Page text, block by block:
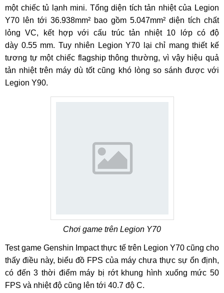
một chiếc tủ lạnh mini. Tổng diện tích tản nhiệt của Legion
Y70 lên tới 36.938mm² bao gồm 5.047mm² diện tích chất
lỏng VC, kết hợp với cấu trúc tản nhiệt 10 lớp có độ
dày 0.55 mm. Tuy nhiên Legion Y70 lại chỉ mang thiết kế
tương tự một chiếc flagship thông thường, vì vậy hiệu quả
tản nhiệt trên máy dù tốt cũng khó lòng so sánh được với
Legion Y90.
Chơi game trên Legion Y70
Test game Genshin Impact thực tế trên Legion Y70 cũng cho
thấy điều này, biểu đồ FPS của máy chưa thực sự ổn định,
có đến 3 thời điểm máy bị rớt khung hình xuống mức 50
FPS và nhiệt độ cũng lên tới 40.7 độ C.